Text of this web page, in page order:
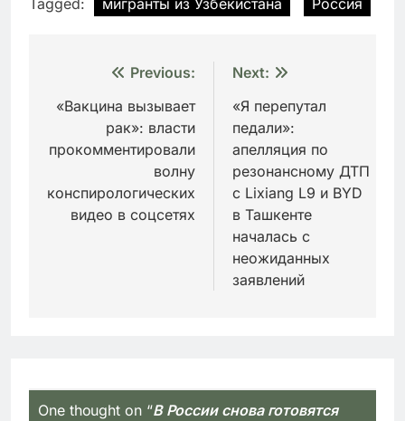
Tagged: мигранты из Узбекистана Россия
Навигация
по
записям
Previous:
«Вакцина вызывает
рак»: власти
прокомментировали
волну
конспирологических
видео в соцсетях
Next:
«Я перепутал
педали»:
апелляция по
резонансному ДТП
с Lixiang L9 и BYD
в Ташкенте
началась с
неожиданных
заявлений
One thought on “В России снова готовятся